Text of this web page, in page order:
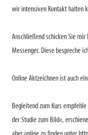
wir intensiven Kontakt halten
Anschließend schicken Sie
Messenger. Diese bespreche
Online Aktzeichnen ist auch
Begleitend zum Kurs
der Studie zum Bild«,